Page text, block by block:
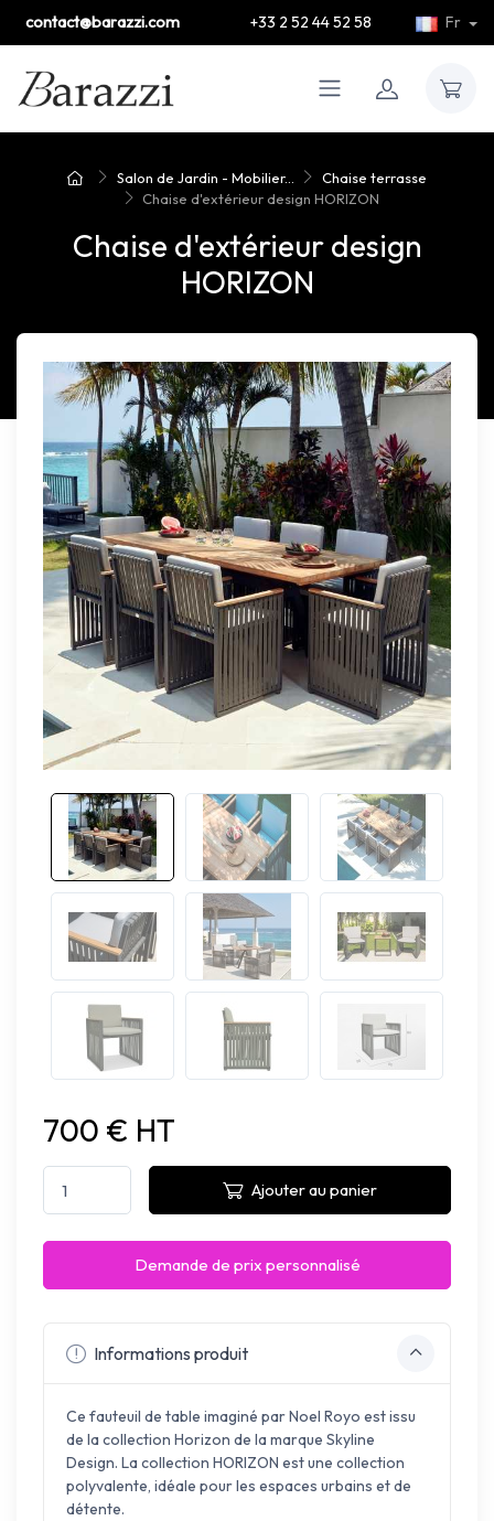
contact@barazzi.com +33 2 52 44 52 58 Fr
Salon de Jardin - Mobilier...
Chaise terrasse
Chaise d'extérieur design HORIZON
Chaise d'extérieur design
HORIZON
700 € HT
Ajouter au panier
Demande de prix personnalisé
Informations produit
Ce fauteuil de table imaginé par Noel Royo est issu
de la collection Horizon de la marque Skyline
Design. La collection HORIZON est une collection
polyvalente, idéale pour les espaces urbains et de
détente.